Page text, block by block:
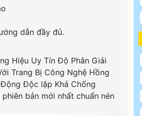
dẫn đầy đủ.
Hiệu Uy Tín Độ Phân Giải
Trang Bị Công Nghệ Hồng
Độc lập Khả Chống
bản mới nhất chuẩn nén